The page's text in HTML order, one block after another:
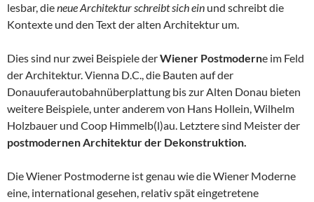
lesbar, dieneue Architektur schreibt sich ein und schreibt die
Kontexte und den Text der alten Architektur um.
Dies sind nur zwei Beispiele derWiener Postmoderne im Feld
der Architektur. Vienna D.C., die Bauten auf der
Donauuferautobahnüberplattung bis zur Alten Donau bieten
weitere Beispiele, unter anderem von Hans Hollein, Wilhelm
Holzbauer und Coop Himmelb(l)au. Letztere sind Meister der
postmodernen Architektur der Dekonstruktion.
Die Wiener Postmoderne ist genau wie die Wiener Moderne
eine, international gesehen, relativ spät eingetretene